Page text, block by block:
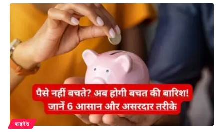
फाइनेंस